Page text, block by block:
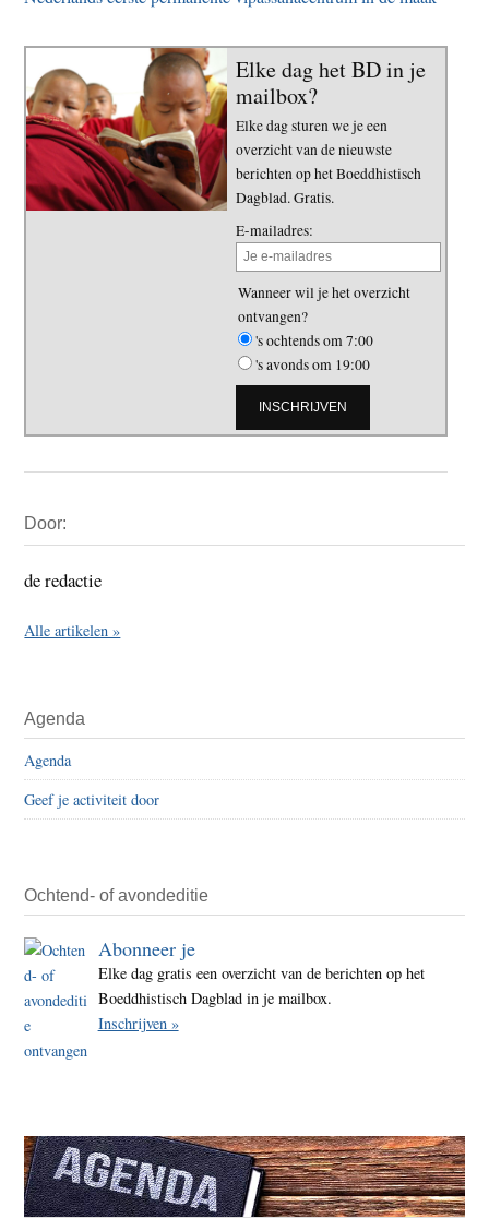
Elke dag het BD in je
mailbox?
Elke dag sturen we je een
overzicht van de nieuwste
berichten op het Boeddhistisch
Dagblad. Gratis.
E-mailadres:
Wanneer wil je het overzicht
ontvangen?
's ochtends om 7:00
's avonds om 19:00
Sidebar
Door:
de redactie
Alle artikelen »
Agenda
Agenda
Geef je activiteit door
Ochtend- of avondeditie
Abonneer je
Elke dag gratis een overzicht van de berichten op het
Boeddhistisch Dagblad in je mailbox.
Inschrijven »